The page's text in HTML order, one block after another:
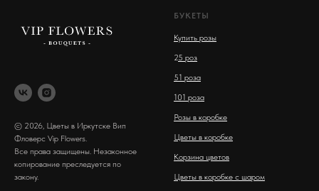
© 2026, Цветы в Иркутске Вип
Фловерс Vip Flowers.
Все права защищены. Незаконное
копирование преследуется по
закону.
БУКЕТЫ
Купить розы
25 роз
51 роза
101 роза
Розы в коробке
Цветы в коробке
Корзина цветов
Цветы в коробке с шаром